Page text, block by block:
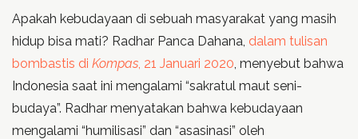
Apakah kebudayaan di sebuah masyarakat yang masih
hidup bisa mati? Radhar Panca Dahana, dalam tulisan
bombastis di Kompas , 21 Januari 2020 , menyebut bahwa
Indonesia saat ini mengalami “sakratul maut seni-
budaya”. Radhar menyatakan bahwa kebudayaan
mengalami “humilisasi” dan “asasinasi” oleh